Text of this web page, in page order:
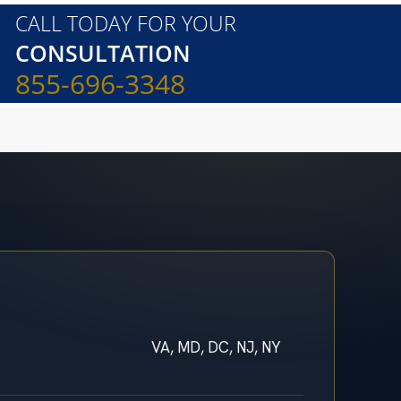
CALL TODAY FOR YOUR
CONSULTATION
855-696-3348
VA, MD, DC, NJ, NY